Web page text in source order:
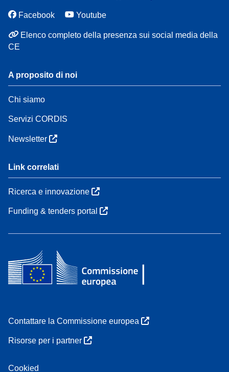
Facebook Youtube
Elenco completo della presenza sui social media della
CE
A proposito di noi
Chi siamo
Servizi CORDIS
Newsletter
Link correlati
Ricerca e innovazione
Funding & tenders portal
Contattare la Commissione europea
Risorse per i partner
Cookied